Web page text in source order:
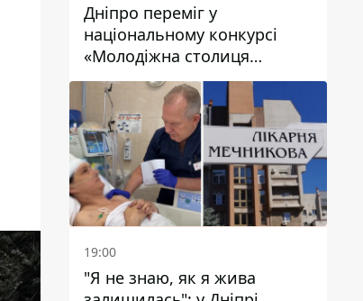
Дніпро переміг у
національному конкурсі
«Молодіжна столиця
України – 2026»
19:00
"Я не знаю, як я жива